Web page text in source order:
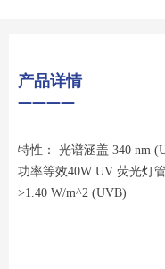
特性： 光谱涵盖 340 nm
功率等效40W UV 荧光灯
>1.40 W/m^2 (UVB)
产品详情
————